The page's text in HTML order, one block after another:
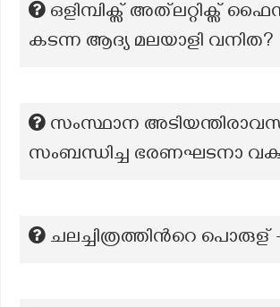
ഒളിമ്പിക്സ് അത്‌ലറ്റിക്സ്
കടന്ന ആദ്യ മലയാളി വനിത?
സംസ്ഥാന
സംബന്ധിച്ച ഭരണഘടനാ
ചലച്ചിത്രത്തിന്‍റെ പൊരുള്